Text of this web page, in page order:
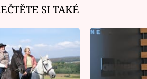
SI TAKÉ